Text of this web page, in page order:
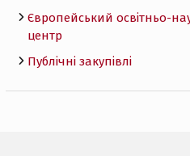
Європейський освітньо-
центр
Публічні закупівлі